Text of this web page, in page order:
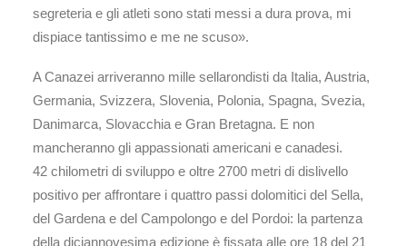
segreteria e gli atleti sono stati messi a dura prova, mi
dispiace tantissimo e me ne scuso».
A Canazei arriveranno mille sellarondisti da Italia, Austria,
Germania, Svizzera, Slovenia, Polonia, Spagna, Svezia,
Danimarca, Slovacchia e Gran Bretagna. E non
mancheranno gli appassionati americani e canadesi.
42 chilometri di sviluppo e oltre 2700 metri di dislivello
positivo per affrontare i quattro passi dolomitici del Sella,
del Gardena e del Campolongo e del Pordoi: la partenza
della diciannovesima edizione è fissata alle ore 18 del 21